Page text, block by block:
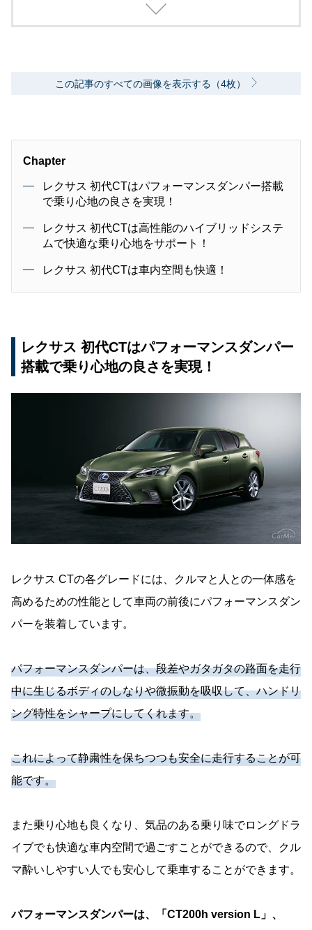
2000年代、中堅出版社ダイヤモンド社の自動車
この記事のすべての画像を表示する（4枚）
Chapter
レクサス 初代CTはパフォーマンスダンパー搭載
で乗り心地の良さを実現！
レクサス 初代CTは高性能のハイブリッドシステ
ムで快適な乗り心地をサポート！
レクサス 初代CTは車内空間も快適！
レクサス 初代CTはパフォーマンスダンパー
搭載で乗り心地の良さを実現！
レクサス CTの各グレードには、クルマと人との一体感を
高めるための性能として車両の前後にパフォーマンスダン
パーを装着しています。
パフォーマンスダンパーは、段差やガタガタの路面を走行
中に生じるボディのしなりや微振動を吸収して、ハンドリ
ング特性をシャープにしてくれます。
これによって静粛性を保ちつつも安全に走行することが可
能です。
また乗り心地も良くなり、気品のある乗り味でロングドラ
イブでも快適な車内空間で過ごすことができるので、クル
マ酔いしやすい人でも安心して乗車することができます。
パフォーマンスダンパーは、「CT200h version L」、